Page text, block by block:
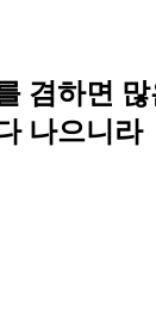
겸하면
나으니라